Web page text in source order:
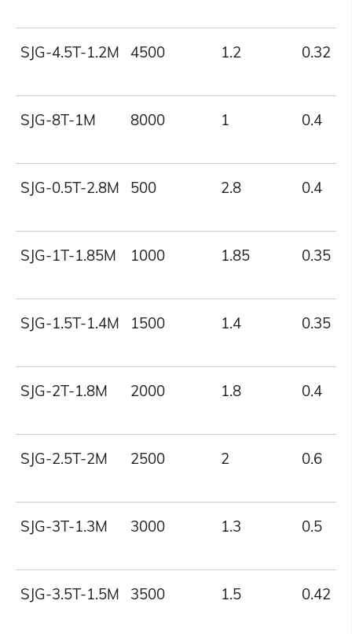
SJG-4.5T-1.2M 4500 1.2 0.32
SJG-8T-1M 8000 1 0.4
SJG-0.5T-2.8M 500 2.8 0.4
SJG-1T-1.85M 1000 1.85 0.35
SJG-1.5T-1.4M 1500 1.4 0.35
SJG-2T-1.8M 2000 1.8 0.4
SJG-2.5T-2M 2500 2 0.6
SJG-3T-1.3M 3000 1.3 0.5
SJG-3.5T-1.5M 3500 1.5 0.42